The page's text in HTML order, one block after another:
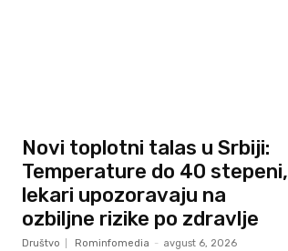
Novi toplotni talas u Srbiji:
Temperature do 40 stepeni,
lekari upozoravaju na
ozbiljne rizike po zdravlje
Društvo Rominfomedia - avgust 6, 2026